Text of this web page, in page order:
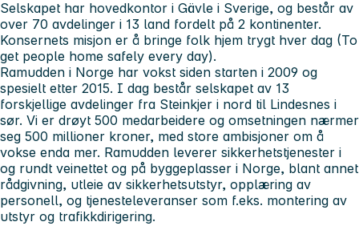
Selskapet har hovedkontor i Gävle i Sverige, og består av
over 70 avdelinger i 13 land fordelt på 2 kontinenter.
Konsernets misjon er å bringe folk hjem trygt hver dag (To
get people home safely every day).
Ramudden i Norge har vokst siden starten i 2009 og
spesielt etter 2015. I dag består selskapet av 13
forskjellige avdelinger fra Steinkjer i nord til Lindesnes i
sør. Vi er drøyt 500 medarbeidere og omsetningen nærmer
seg 500 millioner kroner, med store ambisjoner om å
vokse enda mer. Ramudden leverer sikkerhetstjenester i
og rundt veinettet og på byggeplasser i Norge, blant annet
rådgivning, utleie av sikkerhetsutstyr, opplæring av
personell, og tjenesteleveranser som f.eks. montering av
utstyr og trafikkdirigering.